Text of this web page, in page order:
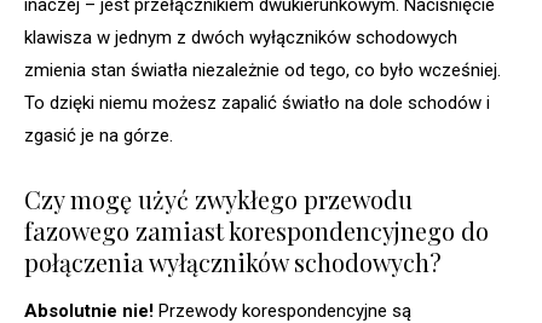
inaczej – jest przełącznikiem dwukierunkowym. Naciśnięcie
klawisza w jednym z dwóch wyłączników schodowych
zmienia stan światła niezależnie od tego, co było wcześniej.
To dzięki niemu możesz zapalić światło na dole schodów i
zgasić je na górze.
Czy mogę użyć zwykłego przewodu
fazowego zamiast korespondencyjnego do
połączenia wyłączników schodowych?
Absolutnie nie! Przewody korespondencyjne są